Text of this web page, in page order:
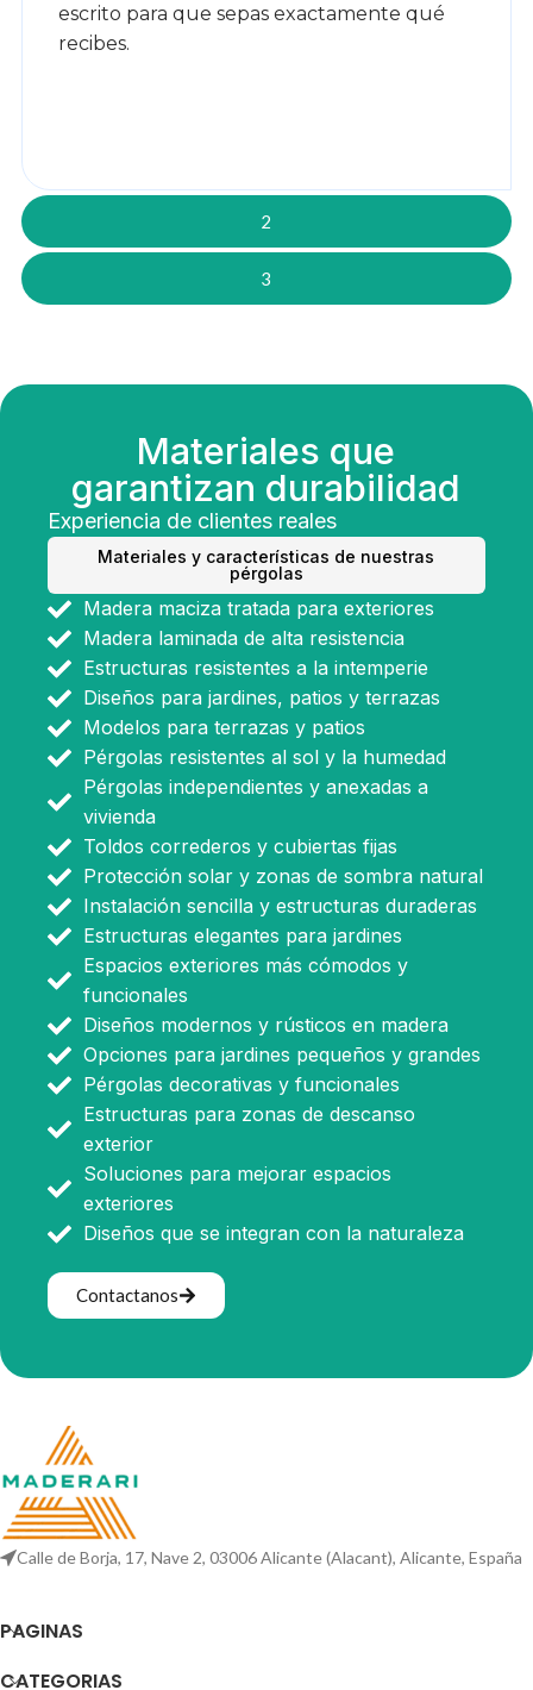
2
3
escrito para que sepas exactamente qué
recibes.
Materiales que
garantizan durabilidad
Experiencia de clientes reales
Materiales y características de nuestras
pérgolas
Madera maciza tratada para exteriores
Madera laminada de alta resistencia
Estructuras resistentes a la intemperie
Diseños para jardines, patios y terrazas
Modelos para terrazas y patios
Pérgolas resistentes al sol y la humedad
Pérgolas independientes y anexadas a
vivienda
Toldos correderos y cubiertas fijas
Protección solar y zonas de sombra natural
Instalación sencilla y estructuras duraderas
Estructuras elegantes para jardines
Espacios exteriores más cómodos y
funcionales
Diseños modernos y rústicos en madera
Opciones para jardines pequeños y grandes
Pérgolas decorativas y funcionales
Estructuras para zonas de descanso
exterior
Soluciones para mejorar espacios
exteriores
Diseños que se integran con la naturaleza
Contactanos
Calle de Borja, 17, Nave 2, 03006 Alicante (Alacant), Alicante, España
PAGINAS
CATEGORIAS